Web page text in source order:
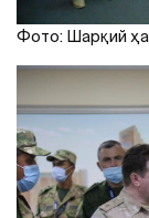
Фото: Шарқий